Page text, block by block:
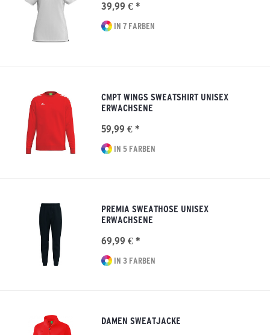
39,99 € *
IN 7 FARBEN
CMPT WINGS SWEATSHIRT UNISEX
ERWACHSENE
59,99 € *
IN 5 FARBEN
PREMIA SWEATHOSE UNISEX
ERWACHSENE
69,99 € *
IN 3 FARBEN
DAMEN SWEATJACKE